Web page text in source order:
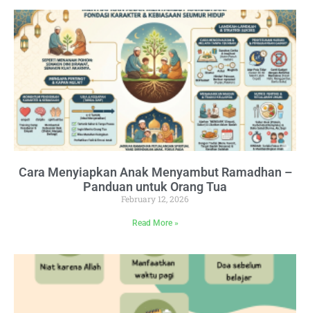
Cara Menyiapkan Anak Menyambut Ramadhan –
Panduan untuk Orang Tua
February 12, 2026
Read More »